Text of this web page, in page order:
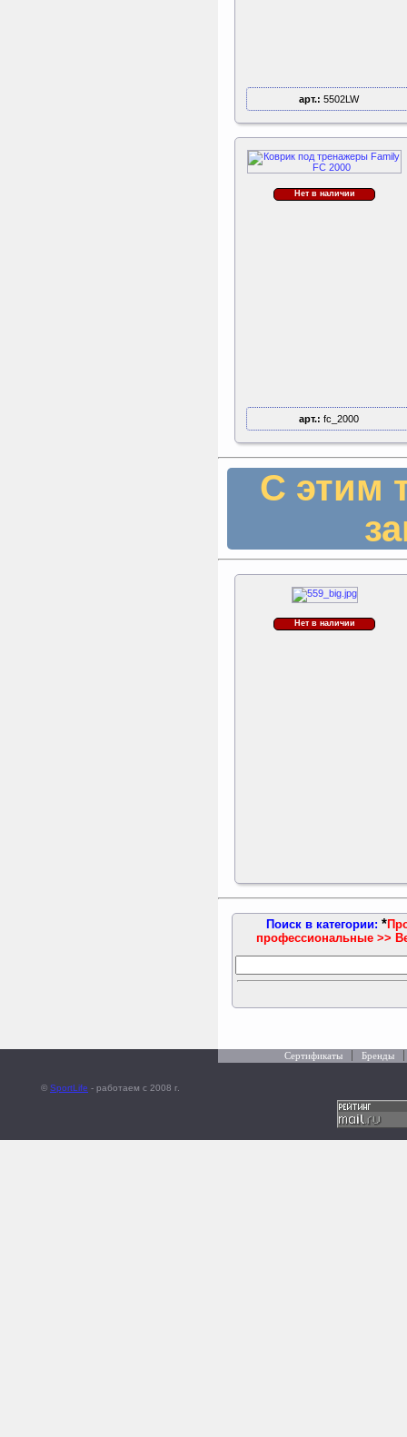
арт.: 5502LW
Нет в наличии
арт.: fc_2000
С этим
Нет в наличии
Поиск в категории: *
профессиональные >>
© SportLife - работаем c 2008 г.
Сертификаты Бренды